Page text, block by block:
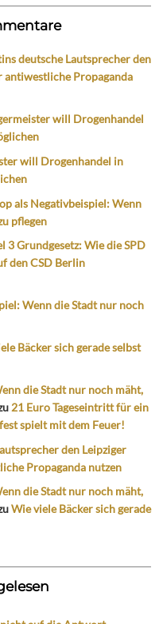
deutsche Lautsprecher den
antiwestliche Propaganda
will Drogenhandel
will Drogenhandel in
als Negativbeispiel: Wenn
pflegen
3 Grundgesetz: Wie die SPD
den CSD Berlin
Wenn die Stadt nur noch
Bäcker sich gerade selbst
die Stadt nur noch mäht,
21 Euro Tageseintritt für ein
spielt mit dem Feuer!
den Leipziger
Propaganda nutzen
die Stadt nur noch mäht,
Wie viele Bäcker sich gerade